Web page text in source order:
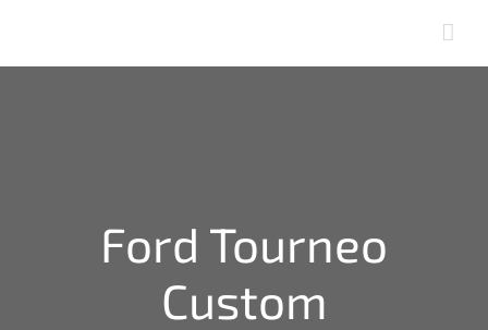
content
Ford Tourneo
Custom